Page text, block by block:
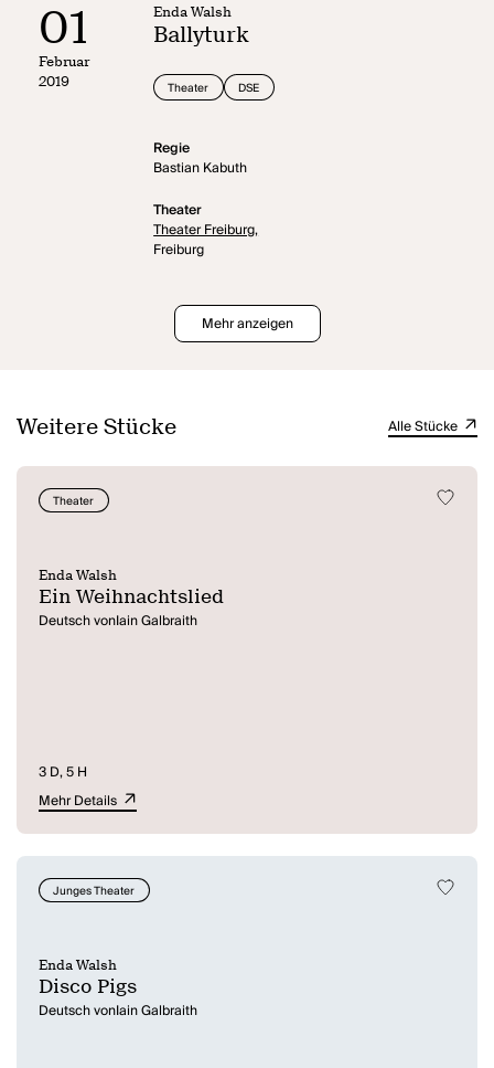
01
Februar
2019
Enda Walsh
Ballyturk
Theater DSE
Regie
Bastian Kabuth
Theater
Theater Freiburg,
Freiburg
Mehr anzeigen
Weitere Stücke Alle Stücke
Theater
Enda Walsh
Ein Weihnachtslied
Deutsch vonIain Galbraith
3 D, 5 H
Mehr Details
Junges Theater
Enda Walsh
Disco Pigs
Deutsch vonIain Galbraith